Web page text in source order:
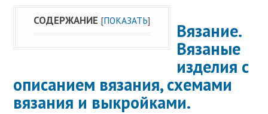
СОДЕРЖАНИЕ [ПОКАЗАТЬ]
Вязание.
Вязаные
изделия с
описанием вязания, схемами
вязания и выкройками.